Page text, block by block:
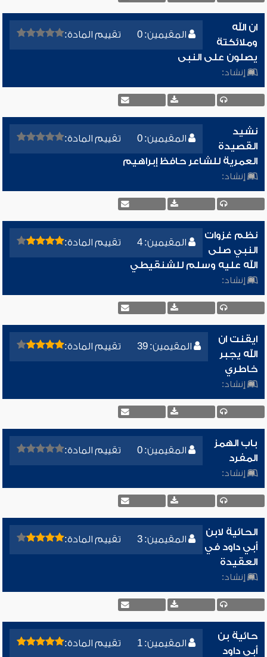
المقيمين: 0 تقييم المادة:
ان الله
وملائكتة
يصلون على النبى
إنشاد:
المقيمين: 0 تقييم المادة:
نشيد
القصيدة
العمرية للشاعر حافظ إبراهيم
إنشاد:
المقيمين: 4 تقييم المادة:
نظم غزوات
النبي صلى
الله عليه وسلم للشنقيطي
إنشاد:
المقيمين: 39 تقييم المادة:
ايقنت ان
الله يجبر
خاطري
إنشاد:
المقيمين: 0 تقييم المادة:
باب الهمز
المفرد
إنشاد:
المقيمين: 3 تقييم المادة:
الحائية لابن
أبي داود في
العقيدة
إنشاد:
المقيمين: 1 تقييم المادة:
حائية بن
أبي داود